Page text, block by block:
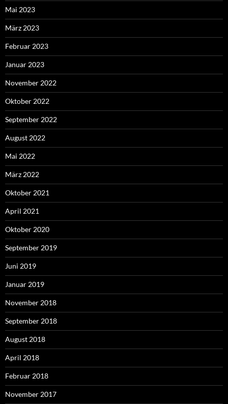
Mai 2023
März 2023
Februar 2023
Januar 2023
November 2022
Oktober 2022
September 2022
August 2022
Mai 2022
März 2022
Oktober 2021
April 2021
Oktober 2020
September 2019
Juni 2019
Januar 2019
November 2018
September 2018
August 2018
April 2018
Februar 2018
November 2017